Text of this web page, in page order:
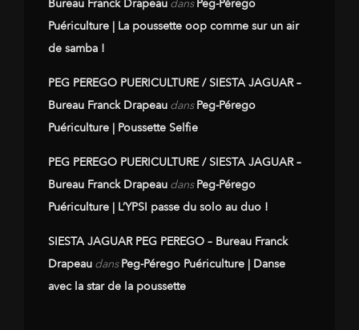
Bureau Franck Drapeau dansPeg-Pérego
Puériculture | La poussette oop comme sur un air
de samba !
PEG PEREGO PUERICULTURE / SIESTA JAGUAR –
Bureau Franck Drapeau dansPeg-Pérego
Puériculture | Poussette Selfie
PEG PEREGO PUERICULTURE / SIESTA JAGUAR –
Bureau Franck Drapeau dansPeg-Pérego
Puériculture | L’YPSI passe du solo au duo !
SIESTA JAGUAR PEG PEREGO – Bureau Franck
Drapeau dansPeg-Pérego Puériculture | Danse
avec la star de la poussette